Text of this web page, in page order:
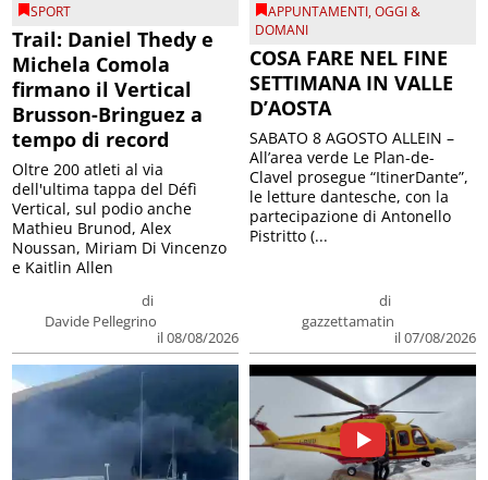
SPORT
Trail: Daniel Thedy e
Michela Comola
firmano il Vertical
Brusson-Bringuez a
tempo di record
di
Davide Pellegrino
il 08/08/2026
Oltre 200 atleti al via
dell'ultima tappa del Défì
Vertical, sul podio anche
Mathieu Brunod, Alex
Noussan, Miriam Di Vincenzo
e Kaitlin Allen
APPUNTAMENTI,OGGI &
DOMANI
COSA FARE NEL FINE
SETTIMANA IN VALLE
D’AOSTA
di
gazzettamatin
il 07/08/2026
SABATO 8 AGOSTO ALLEIN –
All’area verde Le Plan-de-
Clavel prosegue “ItinerDante”,
le letture dantesche, con la
partecipazione di Antonello
Pistritto (...